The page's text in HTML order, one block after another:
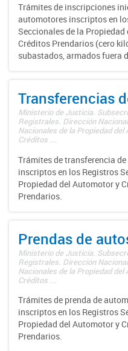
Trámites de inscripciones
automotores inscriptos en
Seccionales de la
Créditos Prendarios (cero
subastados, armados fuera
Transferencias
Ministerio de Justicia.
Registrales. Dirección
Nacionales de la Propiedad
Créditos ...
Trámites de transferencia
inscriptos en los Registros
Propiedad del Automotor y
Prendarios.
Prendas de
Ministerio de Justicia.
Registrales. Dirección
Nacionales de la Propiedad
Créditos ...
Trámites de prenda de
inscriptos en los Registros
Propiedad del Automotor y
Prendarios.